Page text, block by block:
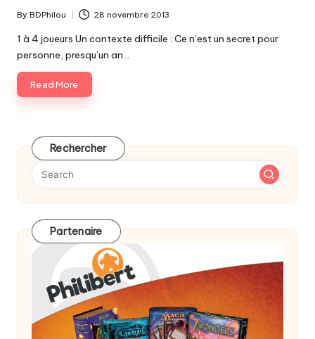
Posted
by
By BDPhilou 28 novembre 2013
1 à 4 joueurs Un contexte difficile : Ce n’est un secret pour
personne, presqu’un an…
Read More
Rechercher
Partenaire